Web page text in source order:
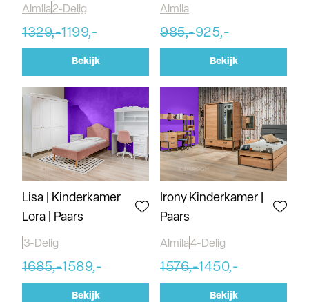
Almila2-Delig
1329,-1199,-
Bekijk
Almila
985,-925,-
Bekijk
Lisa | Kinderkamer
Lora | Paars
3-Delig
1685,-1589,-
Bekijk
Irony Kinderkamer |
Paars
Almila4-Delig
1576,-1450,-
Bekijk